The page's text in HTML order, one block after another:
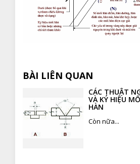
BÀI LIÊN QUAN
CÁC THUẬT
VÀ KÝ HIỆU
HÀN
Còn nữa...